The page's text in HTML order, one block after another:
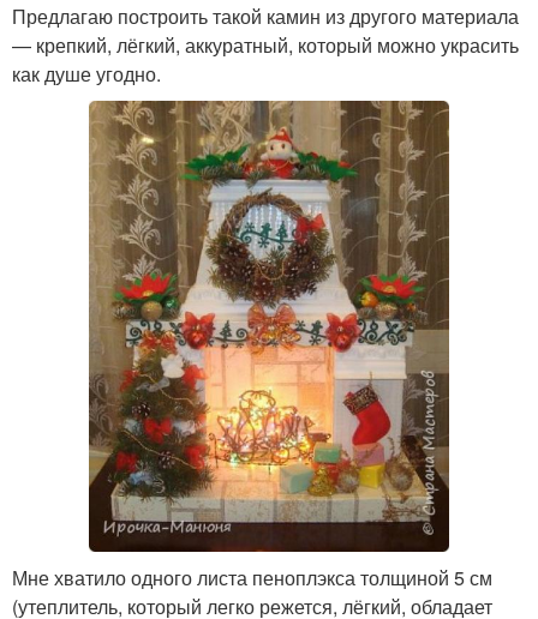
Предлагаю построить такой камин из другого материала
— крепкий, лёгкий, аккуратный, который можно украсить
как душе угодно.
Мне хватило одного листа пеноплэкса толщиной 5 см
(утеплитель, который легко режется, лёгкий, обладает